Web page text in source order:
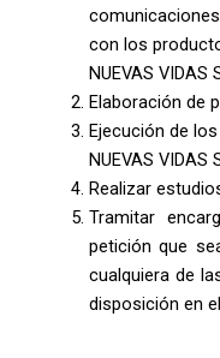
con los
NUEVAS VIDAS
Elaboración de
Ejecución de
NUEVAS VIDAS
Realizar
Tramitar
petición que
cualquiera de
disposición en